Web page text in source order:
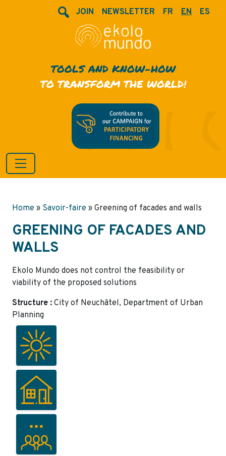
JOIN NEWSLETTER FR EN ES
TOOLS AND KNOW-HOW
TO TRANSFORM THE WORLD!
Home » Savoir-faire » Greening of facades and walls
GREENING OF FACADES AND
WALLS
Ekolo Mundo does not control the feasibility or
viability of the proposed solutions
Structure : City of Neuchâtel, Department of Urban
Planning